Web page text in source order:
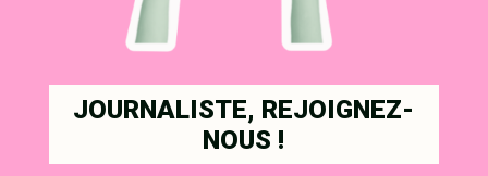
JOURNALISTE, REJOIGNEZ-
NOUS !